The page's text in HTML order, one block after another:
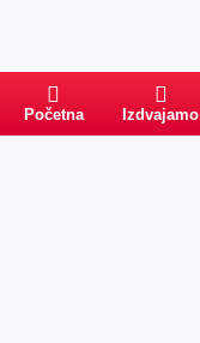
Početna Izdvajamo